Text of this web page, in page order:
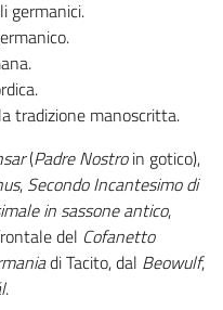
germanici.
tradizione manoscritta.
(Padre Nostroin gotico),
, Secondo Incantesimo di
in sassone antico,
del Cofanetto
di Tacito, dal Beowulf,
.